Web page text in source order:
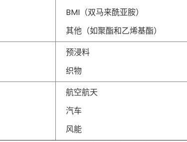
BMI（双马来酰亚胺）
其他（如聚酯和乙烯基酯）
预浸料
织物
航空航天
汽车
风能